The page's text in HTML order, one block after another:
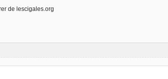
de lescigales.org